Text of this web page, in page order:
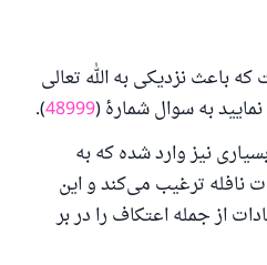
باعث نزدیکی به الله تعالی
به سوال شمارهٔ (48999
).
نیز وارد شده که به
نافله ترغیب می‌کند و این
از جمله اعتکاف را در بر